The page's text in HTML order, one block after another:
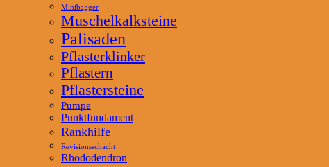
Minibagger
Muschelkalksteine
Palisaden
Pflasterklinker
Pflastern
Pflastersteine
Pumpe
Punktfundament
Rankhilfe
Revisionsschacht
Rhododendron